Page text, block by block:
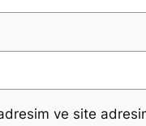
ve site